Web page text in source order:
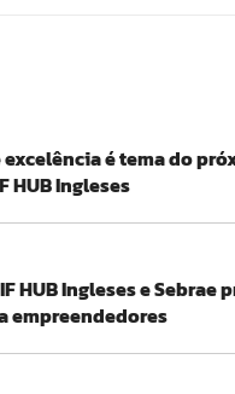
é tema do
HUB Ingleses
HUB Ingleses e Sebrae
empreendedores